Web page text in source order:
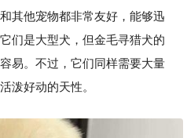
其他宠物都非常友好，能够迅
们是大型犬，但金毛寻猎犬的
易。不过，它们同样需要大量
泼好动的天性。